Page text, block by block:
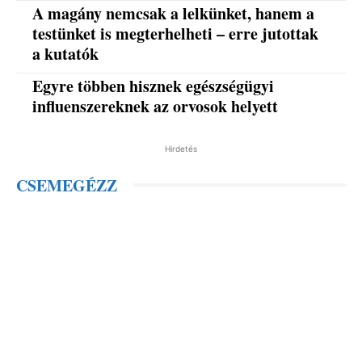
A magány nemcsak a lelkünket, hanem a
testünket is megterhelheti – erre jutottak
a kutatók
Egyre többen hisznek egészségügyi
influenszereknek az orvosok helyett
Hirdetés
CSEMEGÉZZ